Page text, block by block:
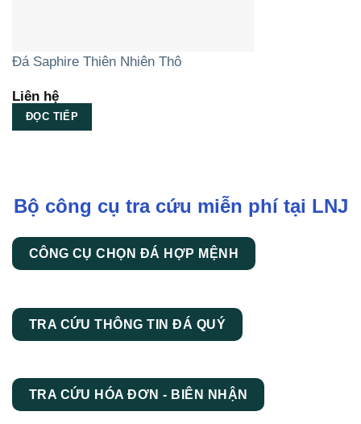
Đá Saphire Thiên Nhiên Thô
Liên hệ
ĐỌC TIẾP
Bộ công cụ tra cứu miễn phí tại LNJ
CÔNG CỤ CHỌN ĐÁ HỢP MỆNH
TRA CỨU THÔNG TIN ĐÁ QUÝ
TRA CỨU HÓA ĐƠN - BIÊN NHẬN